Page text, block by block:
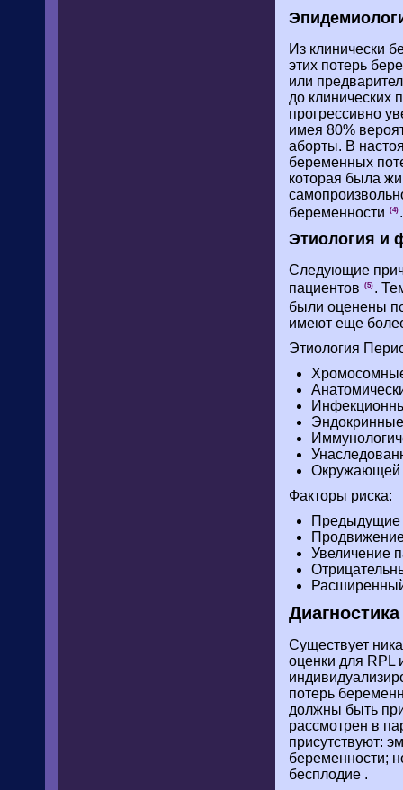
Из клинически
этих потерь
или
до клинических
прогрессивно
имея 80%
аборты. В
беременных
которая была
беременности
(4) .
Этиология и
Следующие
пациентов
(5) .
были оценены
имеют еще
Этиология
Окружающей
Факторы риска:
Предыдущие
Увеличение
Существует
оценки для RPL
потерь
должны быть
рассмотрен в
присутствуют:
беременности;
бесплодие .